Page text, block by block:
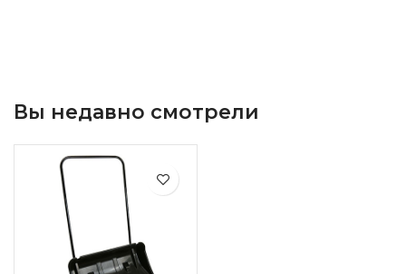
Вы недавно смотрели